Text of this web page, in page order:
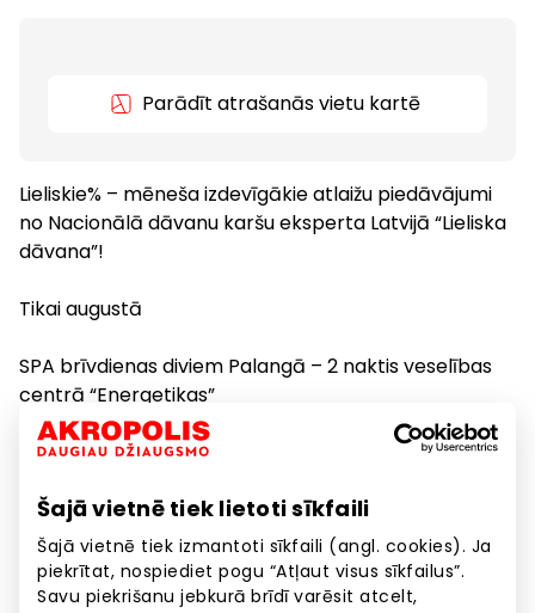
Šajā vietnē tiek lietoti sīkfaili
Šajā vietnē tiek izmantoti sīkfaili (angl. cookies). Ja
piekrītat, nospiediet pogu “Atļaut visus sīkfailus”.
Savu piekrišanu jebkurā brīdī varēsit atcelt,
Parādīt atrašanās vietu kartē
Lieliskie% – mēneša izdevīgākie atlaižu piedāvājumi
no Nacionālā dāvanu karšu eksperta Latvijā “Lieliska
dāvana”!
Tikai augustā
SPA brīvdienas diviem Palangā – 2 naktis veselības
centrā “Energetikas”
https://www.lieliskadavana.lv/atputa-diviem-
veselibas-centra-energetikas-energetikas
2 personas / 2 naktis / 469 EUR – 20%=375,20 EUR
C vitamīns visam ķermenim – Upeņu SPA